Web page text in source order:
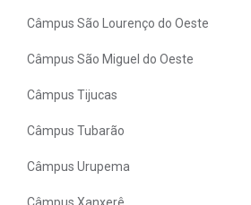
Câmpus São Lourenço do Oeste
Câmpus São Miguel do Oeste
Câmpus Tijucas
Câmpus Tubarão
Câmpus Urupema
Câmpus Xanxerê